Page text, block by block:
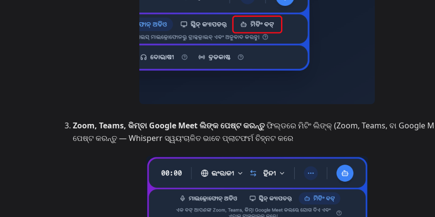
Zoom, Teams, କିମ୍ବା Google Meet ଲିଙ୍କ ପେଷ୍ଟ କରନ୍ତୁଫିଲ୍ଡରେ ମିଟିଂ ଲିଙ୍କ୍ (Zoom, Teams, ବା Google
ପେଷ୍ଟ କରନ୍ତୁ — Whisperr ସ୍ୱୟଂଚାଳିତ ଭାବେ ପ୍ଲାଟଫର୍ମ ଚିହ୍ନଟ କରେ